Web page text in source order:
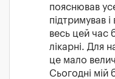
пояснював
підтримував
весь цей час
лікарні. Для
це мало
Сьогодні мій